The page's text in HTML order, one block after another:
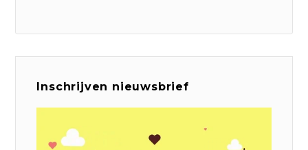
Inschrijven nieuwsbrief